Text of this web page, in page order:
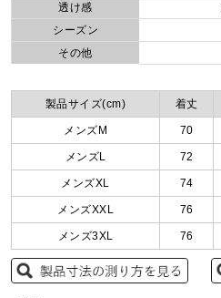
透け感
シーズン
その他
製品サイズ(cm) 着丈
メンズM 70
メンズL 72
メンズXL 74
メンズXXL 76
メンズ3XL 76